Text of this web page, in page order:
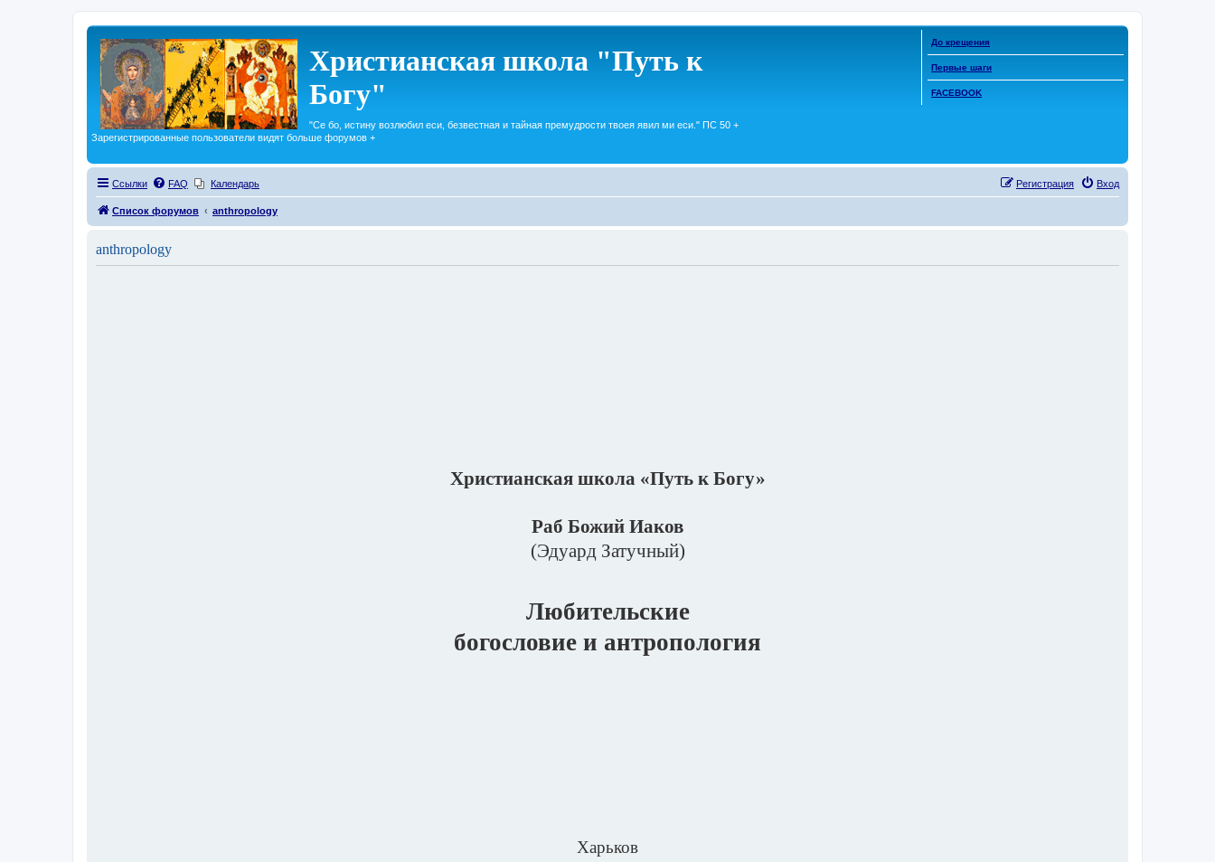
Христианская школа "Путь к
Богу"
"Се бо, истину возлюбил еси, безвестная и тайная премудрости твоея явил ми еси." ПС 50 +
Зарегистрированные пользователи видят больше форумов +
До крещения
Первые шаги
FACEBOOK
Ссылки FAQ Календарь Вход
Регистрация
Список форумов anthropology
anthropology
Христианская школа «Путь к Богу»
Раб Божий Иаков
(Эдуард Затучный)
Любительские
богословие и антропология
Харьков